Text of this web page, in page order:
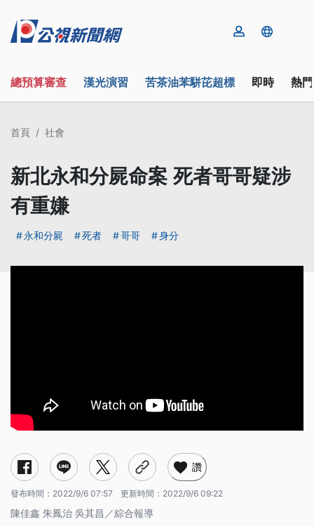
總預算審查 漢光演習 苦茶油苯駢芘超標 即時 熱
首頁 社會
新北永和分屍命案 死者哥哥疑涉
有重嫌
永和分屍 死者 哥哥 身分
讚
發布時間： 2022/9/6 07:57 更新時間： 2022/9/6 09:22
陳佳鑫 朱鳳治 吳其昌／綜合報導